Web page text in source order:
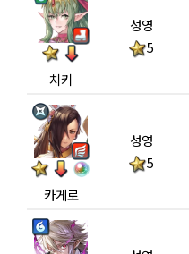
치키
성영
5
카게로
성영
5